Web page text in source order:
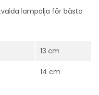
lampolja för bästa
13 cm
14 cm